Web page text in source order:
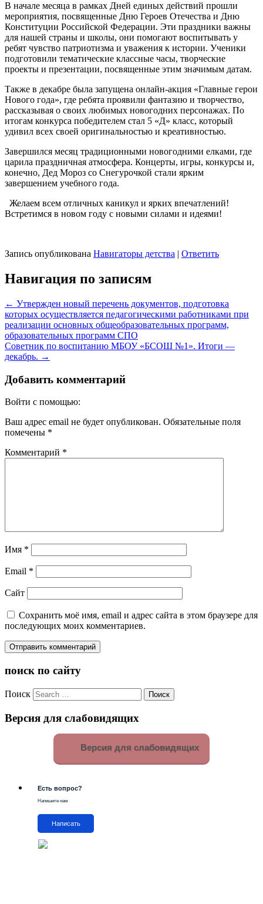
В начале месяца в рамках Дней единых действий прошли
мероприятия, посвященные Дню Героев Отечества и Дню
Конституции Российской Федерации. Эти праздники важны
для нашей страны и школы, они помогают воспитывать у
ребят чувство патриотизма и уважения к истории. Ученики
подготовили тематические классные часы, творческие
проекты и презентации, посвященные этим значимым датам.
Также в декабре была запущена онлайн-акция «Главные герои
Нового года», где ребята проявили фантазию и творчество,
рассказывая о своих любимых новогодних персонажах. По
итогам конкурса победителем стал 5 «Д» класс, который
удивил всех своей оригинальностью и креативностью.
Завершился месяц традиционными новогодними елками, где
царила праздничная атмосфера. Концерты, игры, конкурсы и,
конечно, Дед Мороз со Снегурочкой стали ярким
завершением учебного года.
Желаем всем отличных каникул и ярких впечатлений!
Встретимся в новом году с новыми силами и идеями!
Запись опубликована Навигаторы детства | Ответить
Навигация по записям
← Утвержден новый перечень документов, подготовка
которых осуществляется педагогическими работниками при
реализации основных общеобразовательных программ,
образовательных программ СПО
Советник по воспитанию МБОУ «БСОШ №1». Итоги —
декабрь. →
Добавить комментарий
Войти с помощью:
Ваш адрес email не будет опубликован. Обязательные поля
помечены *
Комментарий *
Имя *
Email *
Сайт
Сохранить моё имя, email и адрес сайта в этом браузере для
последующих моих комментариев.
поиск по сайту
Поиск
Версия для слабовидящих
Версия для слабовидящих
Есть вопрос?
Напишите нам
Написать